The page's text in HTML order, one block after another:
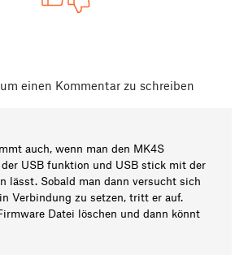
um einen Kommentar zu schreiben
auch, wenn man den MK4S
USB funktion und USB stick mit der
lässt. Sobald man dann versucht sich
Verbindung zu setzen, tritt er auf.
Datei löschen und dann könnt